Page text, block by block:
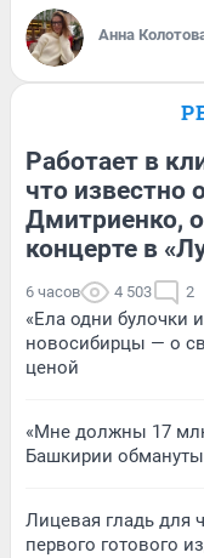
Анна
Работает в
что известно
Дмитриенко,
концерте в
6 часов 4 503 2
«Ела одни булочки
новосибирцы — о
ценой
«Мне должны 17
Башкирии
Лицевая гладь для
первого готового